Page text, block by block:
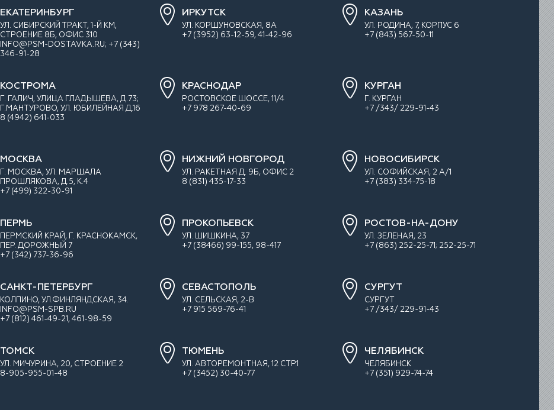
ЕКАТЕРИНБУРГ
УЛ. СИБИРСКИЙ ТРАКТ, 1-Й КМ,
СТРОЕНИЕ 8Б, ОФИС 310
INFO@PSM-DOSTAVKA.RU; +7 (343)
346-91-28
ИРКУТСК
УЛ. КОРШУНОВСКАЯ, 8А
+7 (3952) 63-12-59, 41-42-96
КАЗАНЬ
УЛ. РОДИНА, 7, КОРПУС 6
+7 (843) 567-50-11
КОСТРОМА
Г. ГАЛИЧ, УЛИЦА ГЛАДЫШЕВА, Д.73;
Г.МАНТУРОВО, УЛ. ЮБИЛЕЙНАЯ Д.16
8 (4942) 641-033
КРАСНОДАР
РОСТОВСКОЕ ШОССЕ, 11/4
+7 978 267-40-69
КУРГАН
Г. КУРГАН
+7 /343/ 229-91-43
МОСКВА
Г. МОСКВА, УЛ. МАРШАЛА
ПРОШЛЯКОВА, Д.5, К.4
+7 (499) 322-30-91
НИЖНИЙ НОВГОРОД
УЛ. РАКЕТНАЯ Д. 9Б, ОФИС 2
8 (831) 435-17-33
НОВОСИБИРСК
УЛ. СОФИЙСКАЯ, 2 А/1
+7 (383) 334-75-18
ПЕРМЬ
ПЕРМСКИЙ КРАЙ, Г. КРАСНОКАМСК,
ПЕР. ДОРОЖНЫЙ 7
+7 (342) 737-36-96
ПРОКОПЬЕВСК
УЛ. ШИШКИНА, 37
+7 (38466) 99-155, 98-417
РОСТОВ-НА-ДОНУ
УЛ. ЗEЛEНAЯ, 23
+7 (863) 252-25-71; 252-25-71
САНКТ-ПЕТЕРБУРГ
КОЛПИНО, УЛ.ФИНЛЯНДСКАЯ, 34.
INFO@PSM-SPB.RU
+7 (812) 461-49-21, 461-98-59
СЕВАСТОПОЛЬ
УЛ. СЕЛЬСКАЯ, 2-В
+7 915 569-76-41
СУРГУТ
СУРГУТ
+7 /343/ 229-91-43
ТОМСК
УЛ. МИЧУРИНА, 20, СТРОЕНИЕ 2
8-905-955-01-48
ТЮМЕНЬ
УЛ. АВТОРЕМОНТНАЯ, 12 СТР.1
+7 (3452) 30-40-77
ЧЕЛЯБИНСК
ЧЕЛЯБИНСК
+7 (351) 929-74-74